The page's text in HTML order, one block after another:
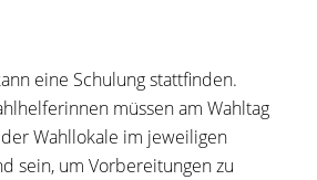
eine Schulung stattfinden.
müssen am Wahltag
Wahllokale im jeweiligen
sein, um Vorbereitungen zu